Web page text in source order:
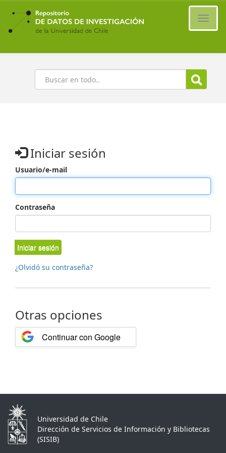
Ir
contenido
principal
Buscar
Iniciar sesión
Usuario/e-mail
Contraseña
Iniciar sesión
¿Olvidó su contraseña?
Otras opciones
Continuar con Google
Universidad de Chile
Dirección de Servicios de Información y Bibliotecas
(SISIB)